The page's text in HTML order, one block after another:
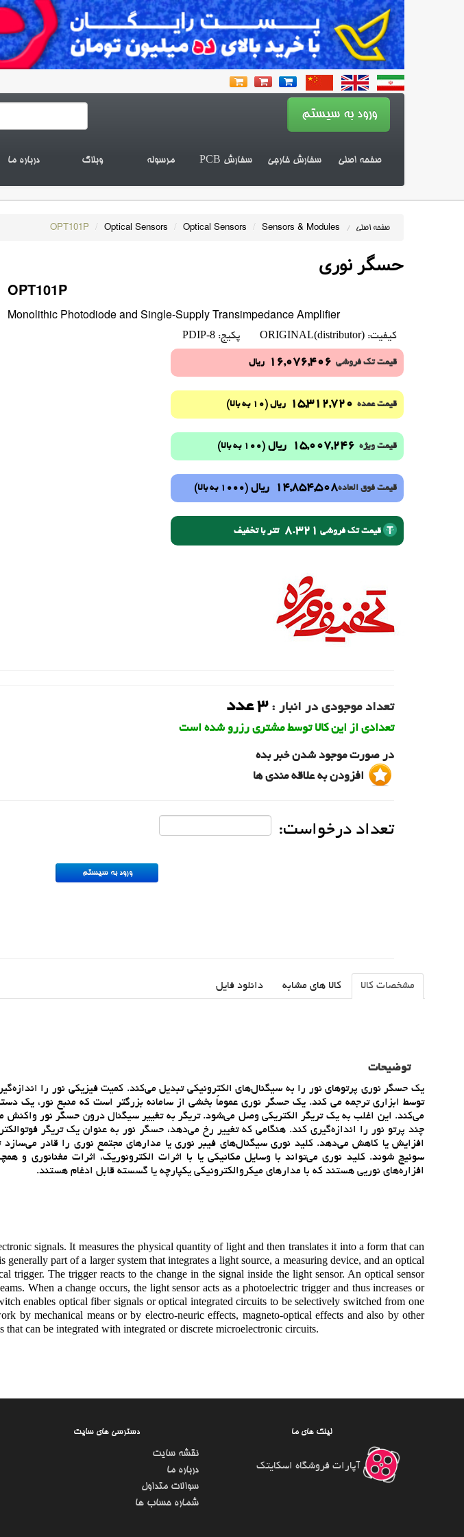
صفحه اصلی سفارش خارجی سفارش PCB مرسوله وبلاگ درباره ما
صفحه اصلی /
Sensors & Modules
/
Optical Sensors
/
Optical Sensors
/
OPT101P
حسگر نوری
OPT101P
Monolithic Photodiode and Single-Supply Transimpedance Amplifier
کیفیت: ORIGINAL(distributor) پکیج: PDIP-8
قیمت تک فروشی 16,076,406 ریال
قیمت عمده 15,312,720 ریال (10 به بالا)
قیمت ویژه 15,007,246 ریال (100 به بالا)
قیمت فوق العاده14,854,508 ریال (1000 به بالا)
قیمت تک فروشی 8.321 تتر با تخفیف
تعداد موجودی در انبار :3عدد
تعدادی از این کالا توسط مشتری رزرو شده است
در صورت موجود شدن خبر بده
افزودن به علاقه مندی ها
تعداد درخواست:
مشخصات کالا کالا های مشابه دانلود فایل
توضیحات
يک حسگر نوري پرتوهاي نور را به سيگنال‌هاي الکترونيکي تبديل مي‌کند. کميت فيزيکي نور را
توسط ابزاري ترجمه مي کند. يک حسگر نوري عموماً بخشي از سامانه بزرگتر است که منبع نور، يک
مي‌کند. اين اغلب به يک تريگر الکتريکي وصل مي‌شود. تريگر به تغيير سيگنال درون حسگر نور
چند پرتو نور را اندازه‌گيري کند. هنگامي که تغيير رخ مي‌دهد، حسگر نور به عنوان يک تريگر
افزايش يا کاهش مي‌دهد. کليد نوري سيگنال‌هاي فيبر نوري يا مدارهاي مجتمع نوري را قادر مي‌سازد
سوئيچ شوند. کليد نوري مي‌تواند با وسايل مکانيکي يا با اثرات الکترونوريک، اثرات مغنانوري و
افزاره‌هاي نوريي هستند که با مدارهاي ميکروالکترونيکي يکپارچه يا گسسته قابل ادغام هستند.
signals. It measures the physical quantity of light and then translates it into a form that can
generally part of a larger system that integrates a light source, a measuring device, and an optical
trigger. The trigger reacts to the change in the signal inside the light sensor. An optical sensor
When a change occurs, the light sensor acts as a photoelectric trigger and thus increases or
enables optical fiber signals or optical integrated circuits to be selectively switched from one
by mechanical means or by electro-neuric effects, magneto-optical effects and also by other
that can be integrated with integrated or discrete microelectronic circuits.
دسترسی های سایت
نقشه سایت
درباره ما
سوالات متداول
شماره حساب ها
لینک های ما
آپارات فروشگاه اسکایتک